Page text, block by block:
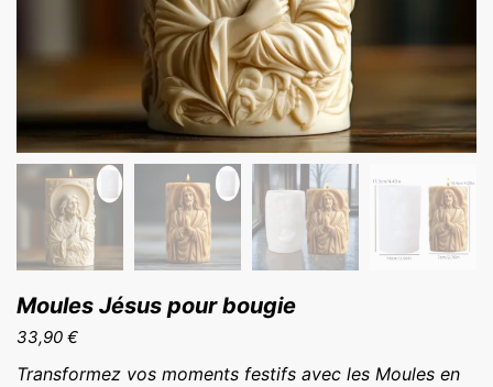
Moules Jésus pour bougie
33,90 €
Transformez vos moments festifs avec les Moules en